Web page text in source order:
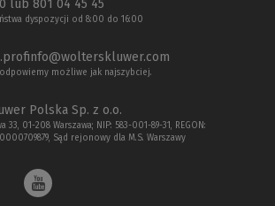
lub 801 04 45 45
dyspozycji od 8:00 do 16:00
możliwe jak najszybciej.
Polska Sp. z o.o.
01-208 Warszawa; NIP: 583-001-89-31, REGON:
0000709879, Sąd rejonowy dla M.S. Warszawy